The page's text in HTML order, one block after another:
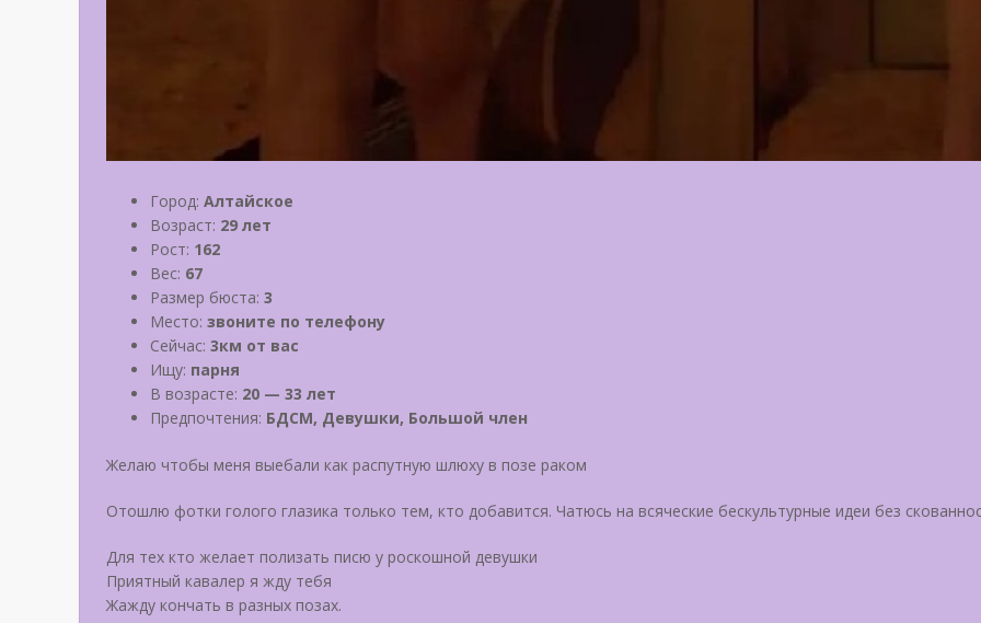
Город: Алтайское
Возраст: 29 лет
Рост: 162
Вес: 67
Размер бюста: 3
Место: звоните по телефону
Сейчас: 3км от вас
Ищу: парня
В возрасте: 20 — 33 лет
Предпочтения: БДСМ, Девушки, Большой член
Желаю чтобы меня выебали как распутную шлюху в позе раком
Отошлю фотки голого глазика только тем, кто добавится. Чатюсь на всяческие бескультурные идеи без
Для тех кто желает полизать писю у роскошной девушки
Приятный кавалер я жду тебя
Жажду кончать в разных позах.